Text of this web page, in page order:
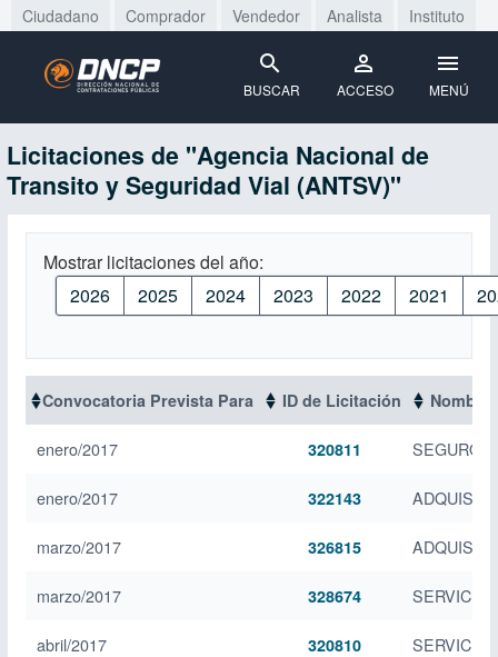
Ciudadano Comprador Vendedor Analista Instituto
BUSCAR ACCESO MENÚ
Licitaciones de "Agencia Nacional de
Transito y Seguridad Vial (ANTSV)"
Mostrar licitaciones del año:
2026
2025 2024 2023 2022 2021
Convocatoria Prevista Para ID de Licitación Nombre
enero/2017 320811 SEGURO
enero/2017 322143
marzo/2017 326815
marzo/2017 328674 SERVICIO
abril/2017 320810 SERVICIO